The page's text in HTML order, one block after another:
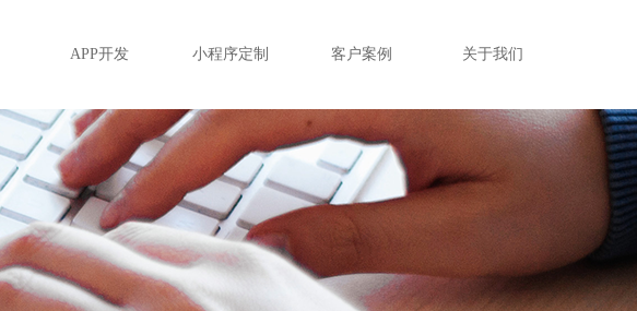
APP开发 小程序定制 客户案例 关于我们